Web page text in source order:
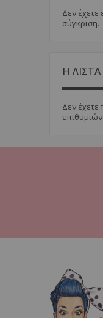
Δεν έχετε
σύγκριση.
Η
Δεν έχετε